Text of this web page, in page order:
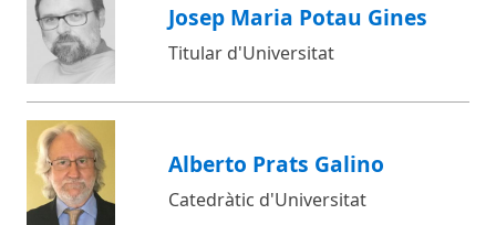
Josep Maria Potau Gines
Titular d'Universitat
Alberto Prats Galino
Catedràtic d'Universitat